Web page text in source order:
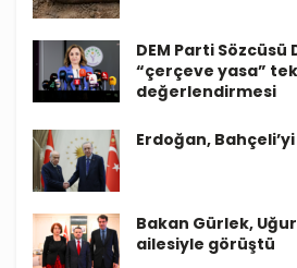
DEM Parti Sözcüsü
“çerçeve yasa”
değerlendirmesi
Erdoğan,
Bakan Gürlek,
ailesiyle görüştü